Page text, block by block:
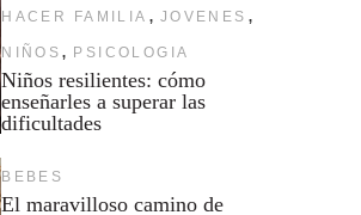
HACER FAMILIA , JOVENES ,
NIÑOS , PSICOLOGIA
Niños resilientes: cómo
enseñarles a superar las
dificultades
BEBES
El maravilloso camino de